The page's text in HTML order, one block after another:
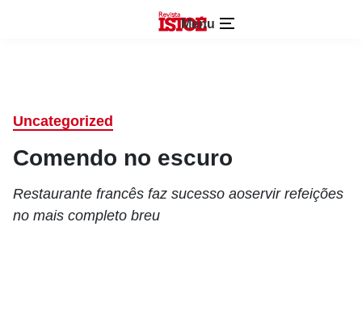
Menu
Uncategorized
Comendo no escuro
Restaurante francês faz sucesso aoservir refeições
no mais completo breu